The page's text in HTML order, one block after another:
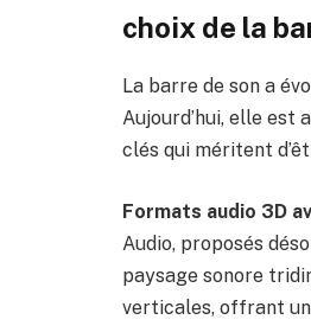
choix de la
La barre de son a
Aujourd’hui, elle est
clés qui méritent
Formats audio 3D
Audio, proposés
paysage sonore
verticales, offrant un